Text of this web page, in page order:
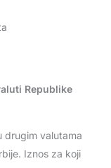
Republike
drugim valutama
Iznos za koji